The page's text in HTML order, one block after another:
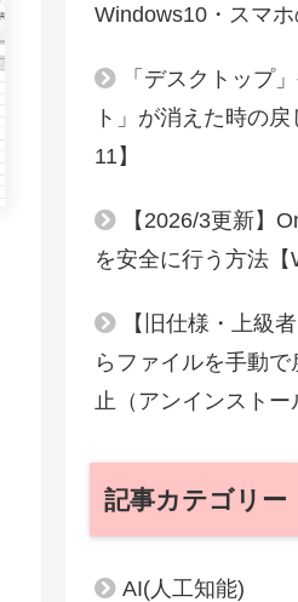
Windows10・スマ
「デスクトップ
ト」が消えた時の
11】
【2026/3更新】
を安全に行う方法【
【旧仕様・上級
らファイルを手動
止（アンインスト
記事カテゴリー
AI(人工知能)